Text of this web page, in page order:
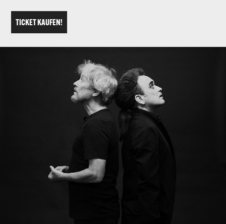
TICKET KAUFEN!